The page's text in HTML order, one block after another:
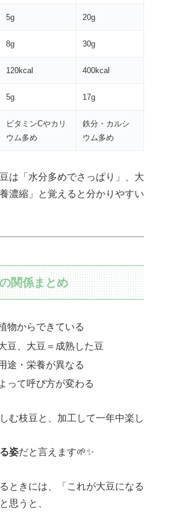
5g 20g
8g 30g
120kcal 400kcal
5g 17g
ビタミンCやカリ
ウム多め
鉄分・カルシ
ウム多め
は「水分多めでさっぱり」、大
濃縮」と覚えると分かりやすい
関係まとめ
物からできている
豆、大豆＝成熟した豆
途・栄養が異なる
って呼び方が変わる
む枝豆と、加工して一年中楽し
姿だと言えます🌱✨
ときには、「これが大豆になる
思うと、